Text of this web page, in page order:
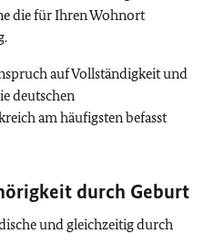
die für Ihren Wohnort
auf Vollständigkeit und
deutschen
am häufigsten befasst
durch Geburt
und gleichzeitig durch